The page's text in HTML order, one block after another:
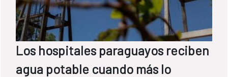
Los hospitales paraguayos reciben
agua potable cuando más lo